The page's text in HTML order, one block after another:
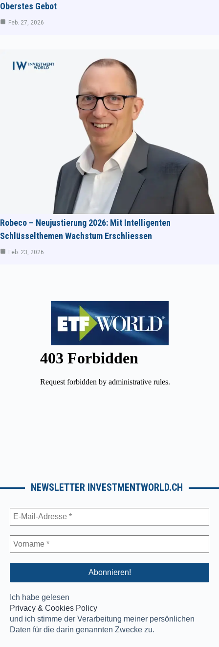
Oberstes Gebot
Feb. 27, 2026
Robeco – Neujustierung 2026: Mit Intelligenten
Schlüsselthemen Wachstum Erschliessen
Feb. 23, 2026
NEWSLETTER INVESTMENTWORLD.CH
Ich habe gelesen
Privacy & Cookies Policy
und ich stimme der Verarbeitung meiner persönlichen
Daten für die darin genannten Zwecke zu.